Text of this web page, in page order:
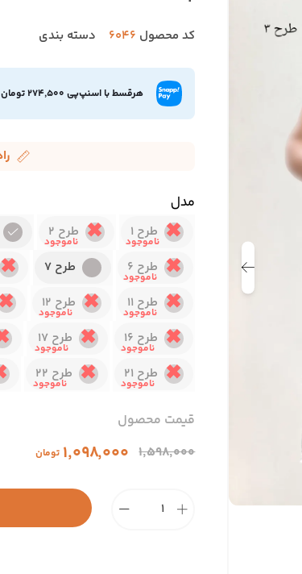
کد محصول 6046 دسته بندی
هرقسط با اسنپ‌پی 274,500 تومان
مدل
طرح 1 طرح 2
طرح 6
طرح 7
طرح 11
طرح 12
طرح 16
طرح 17
طرح 21
طرح 22
قیمت محصول
۱٬۵۹۸٬۰۰۰ ۱٬۰۹۸٬۰۰۰ تومان